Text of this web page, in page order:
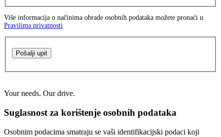
Više informacija o načinima obrade osobnih podataka možete pronaći u
Pravilima privatnosti
Pošalji upit
Your needs. Our drive.
Suglasnost za korištenje osobnih podataka
Osobnim podacima smatraju se vaši identifikacijski podaci koji